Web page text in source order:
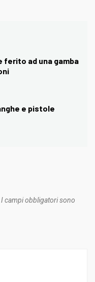
ferito ad una gamba
e pistole
I campi obbligatori sono